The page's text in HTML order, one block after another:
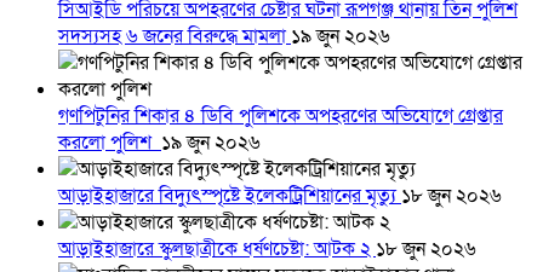
সিআইডি পরিচয়ে অপহরণের চেষ্টার ঘটনা রূপগঞ্জ থানায় তিন পুলিশ
সদস্যসহ ৬ জনের বিরুদ্ধে মামলা ১৯ জুন ২০২৬
গণপিটুনির শিকার ৪ ডিবি পুলিশকে অপহরণের অভিযোগে গ্রেপ্তার
করলো পুলিশ ১৯ জুন ২০২৬
আড়াইহাজারে বিদ্যুৎস্পৃষ্টে ইলেকট্রিশিয়ানের মৃত্যু১৮ জুন ২০২৬
আড়াইহাজারে স্কুলছাত্রীকে ধর্ষণচেষ্টা: আটক ২ ১৮ জুন ২০২৬